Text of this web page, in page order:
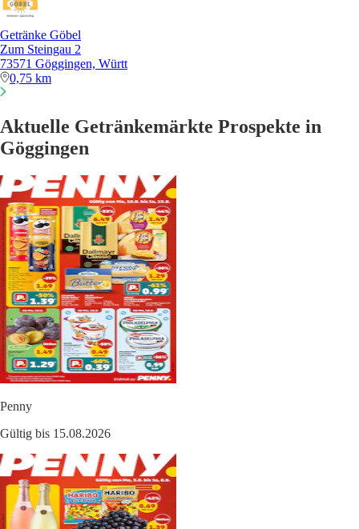
Getränke Göbel
Zum Steingau 2
73571 Göggingen, Württ
0,75 km
Aktuelle Getränkemärkte Prospekte in
Göggingen
Penny
Gültig bis 15.08.2026